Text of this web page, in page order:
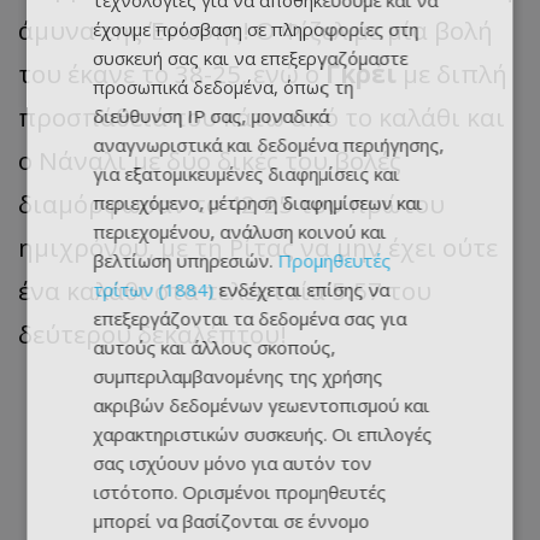
άμυνα της Ένωσης! Ο Φίζελ με μία βολή
του έκανε το 38-25, ενώ οΓκρέιμε διπλή
προσπάθειά του κάτω από το καλάθι και
ο Νάναλι με δύο δικές του βολές
διαμόρφωσαν το 42-25 του πρώτου
ημιχρόνου, με τη Ρίτας να μην έχει ούτε
ένα καλάθι στα τελευταία 5:57 του
δεύτερου δεκαλέπτου!
έχουμε πρόσβαση σε πληροφορίες στη
συσκευή σας και να επεξεργαζόμαστε
προσωπικά δεδομένα, όπως τη
διεύθυνση IP σας, μοναδικά
αναγνωριστικά και δεδομένα περιήγησης,
για εξατομικευμένες διαφημίσεις και
περιεχόμενο, μέτρηση διαφημίσεων και
περιεχομένου, ανάλυση κοινού και
βελτίωση υπηρεσιών.Προμηθευτές
τρίτων (1884)ενδέχεται επίσης να
επεξεργάζονται τα δεδομένα σας για
αυτούς και άλλους σκοπούς,
συμπεριλαμβανομένης της χρήσης
ακριβών δεδομένων γεωεντοπισμού και
χαρακτηριστικών συσκευής. Οι επιλογές
σας ισχύουν μόνο για αυτόν τον
ιστότοπο. Ορισμένοι προμηθευτές
μπορεί να βασίζονται σε έννομο